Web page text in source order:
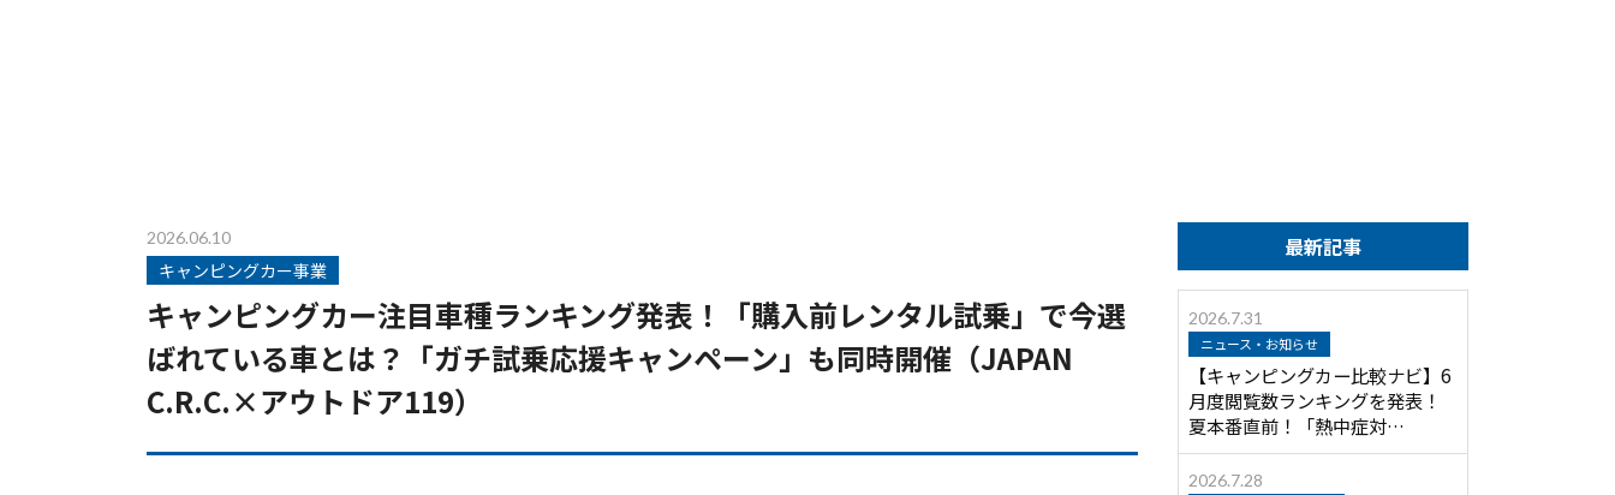
2026.06.10
キャンピングカー事業
キャンピングカー注目車種ランキング発表！「購入前レンタル試乗」で今選
ばれている車とは？「ガチ試乗応援キャンペーン」も同時開催（JAPAN
C.R.C.×アウトドア119）
最新記事
2026.7.31
ニュース・お知らせ
【キャンピングカー比較ナビ】6
月度閲覧数ランキングを発表！
夏本番直前！「熱中症対…
2026.7.28